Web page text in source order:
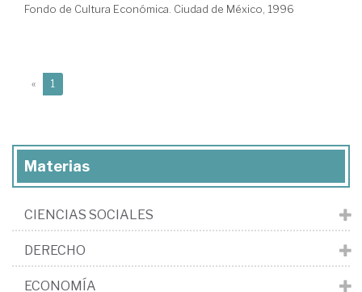
Fondo de Cultura Económica. Ciudad de México, 1996
« 1
Materias
CIENCIAS SOCIALES
DERECHO
ECONOMÍA